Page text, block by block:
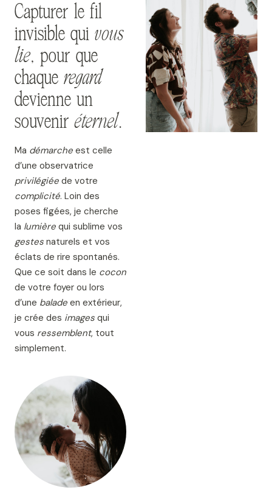
Capturer le fil
invisible qui vous
lie, pour que
chaque regard
devienne un
souveniréternel.
Ma démarche est celle
d’une observatrice
privilégiée de votre
complicité. Loin des
poses figées, je cherche
la lumière qui sublime vos
gestes naturels et vos
éclats de rire spontanés.
Que ce soit dans le cocon
de votre foyer ou lors
d’une balade en extérieur,
je crée des images qui
vous ressemblent, tout
simplement.